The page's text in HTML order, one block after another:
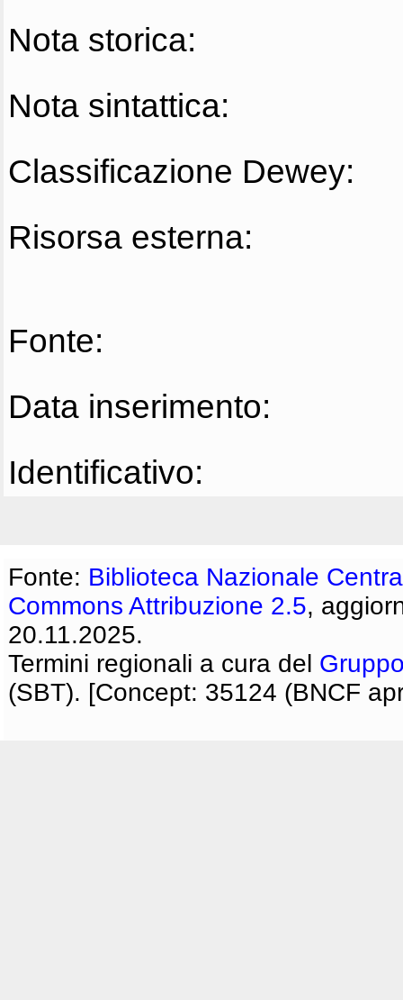
Nota storica:
Nota sintattica:
Classificazione Dewey:
Risorsa esterna:
Fonte:
Data inserimento:
Identificativo:
Fonte: Biblioteca Nazionale
Commons Attribuzione 2.5,
20.11.2025.
Termini regionali a cura del
(SBT). [Concept: 35124 (BNCF